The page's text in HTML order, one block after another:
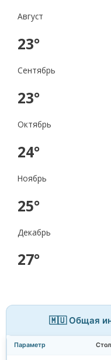
Август
23°
Сентябрь
23°
Октябрь
24°
Ноябрь
25°
Декабрь
27°
🇲🇺 Общая